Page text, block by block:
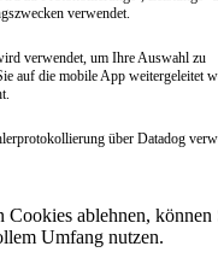
verwendet.
verwendet, um Ihre Auswahl zu
auf die mobile App weitergeleitet
über Datadog
ablehnen, können
Umfang nutzen.